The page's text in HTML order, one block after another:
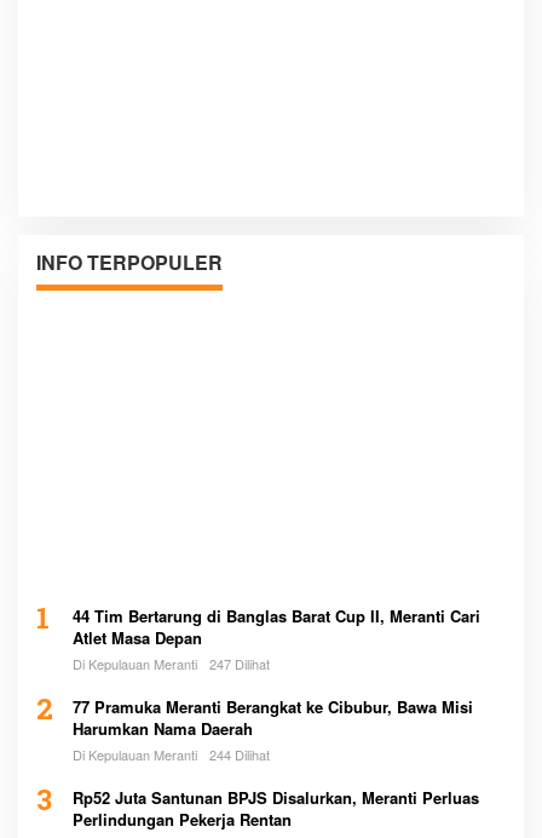
INFO TERPOPULER
1
44 Tim Bertarung di Banglas Barat Cup II, Meranti Cari
Atlet Masa Depan
Di Kepulauan Meranti 247 Dilihat
2
77 Pramuka Meranti Berangkat ke Cibubur, Bawa Misi
Harumkan Nama Daerah
Di Kepulauan Meranti 244 Dilihat
3
Rp52 Juta Santunan BPJS Disalurkan, Meranti Perluas
Perlindungan Pekerja Rentan